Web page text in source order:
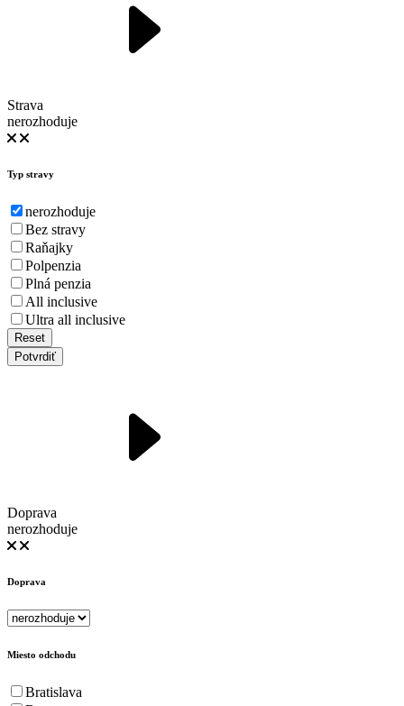
Strava
nerozhoduje
Typ stravy
nerozhoduje
Bez stravy
Raňajky
Polpenzia
Plná penzia
All inclusive
Ultra all inclusive
Reset
Potvrdiť
Doprava
nerozhoduje
Doprava
Miesto odchodu
Bratislava